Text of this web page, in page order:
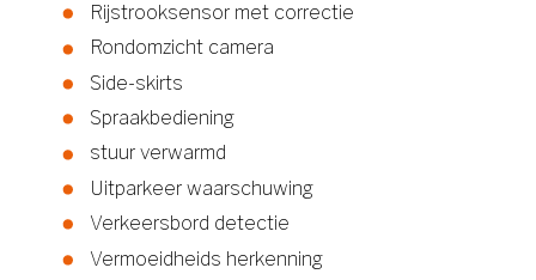
Rijstrooksensor met correctie
Rondomzicht camera
Side-skirts
Spraakbediening
stuur verwarmd
Uitparkeer waarschuwing
Verkeersbord detectie
Vermoeidheids herkenning